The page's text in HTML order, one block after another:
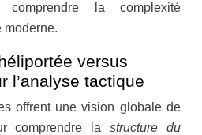
la complexité
moderne.
versus
l’analyse tactique
offrent une vision globale de
comprendre lastructure du